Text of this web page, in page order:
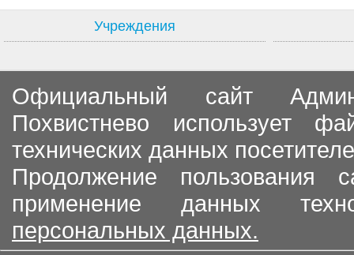
Учреждения
Официальный сайт
Похвистнево использует
технических данных
Продолжение пользования
применение данных
персональных данных.